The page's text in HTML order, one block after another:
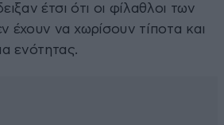
έτσι ότι οι φίλαθλοι των
έχουν να χωρίσουν τίποτα και
ενότητας.